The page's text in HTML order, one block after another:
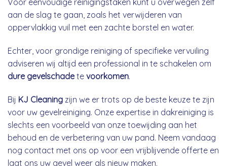
Voor eenvoudige reinigingstaken kunt u overwegen zelf
aan de slag te gaan, zoals het verwijderen van
oppervlakkig vuil met een zachte borstel en water.
Echter, voor grondige reiniging of specifieke vervuiling
adviseren wij altijd een professional in te schakelen om
dure gevelschadete voorkomen.
Bij KJ Cleaning zijn we er trots op de beste keuze te zijn
voor uw gevelreiniging. Onze expertise in dakreiniging is
slechts een voorbeeld van onze toewijding aan het
behoud en de verbetering van uw pand. Neem vandaag
nog contact met ons op voor een vrijblijvende offerte en
laat ons uw gevel weer als nieuw maken.